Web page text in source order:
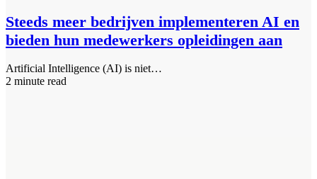
Steeds meer bedrijven implementeren AI en
bieden hun medewerkers opleidingen aan
Artificial Intelligence (AI) is niet…
2 minute read